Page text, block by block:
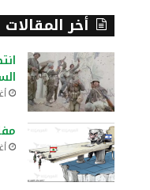
أخر المقالات